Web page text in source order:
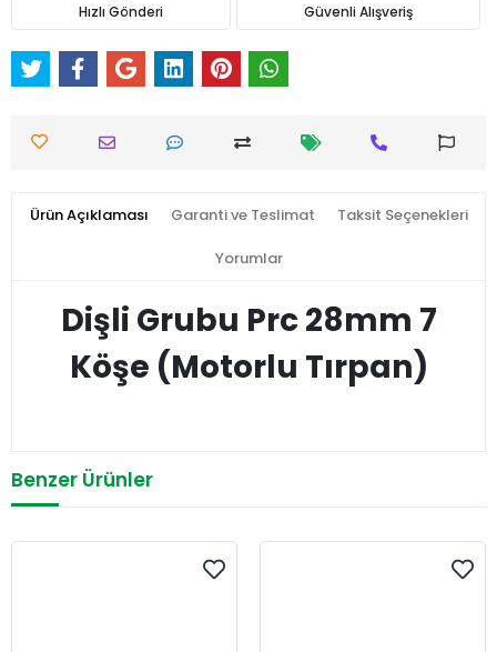
Hızlı Gönderi Güvenli Alışveriş
Ürün Açıklaması Garanti ve Teslimat Taksit Seçenekleri
Yorumlar
Dişli Grubu Prc 28mm 7
Köşe (Motorlu Tırpan)
Benzer Ürünler